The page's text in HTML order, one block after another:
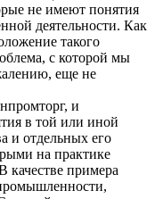
не имеют понятия
деятельности. Как
такого
с которой мы
еще не
и
в той или иной
и отдельных его
на практике
качестве примера